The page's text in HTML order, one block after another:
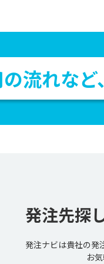
流れなど、
発注先探
発注ナビは貴社の発
お